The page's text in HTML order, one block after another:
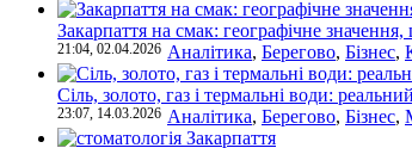
Закарпаття на смак: географічне
21:04, 02.04.2026 Аналітика, Берегово, Бізнес,
Сіль, золото, газ і термальні води:
23:07, 14.03.2026 Аналітика, Берегово, Бізнес,